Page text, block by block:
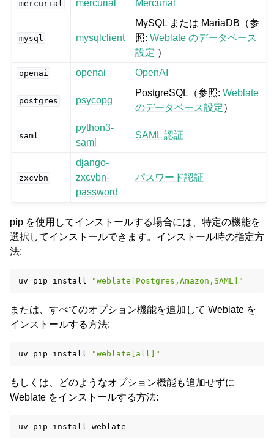
mercurial mercurial Mercurial
mysql mysqlclient
MySQL または MariaDB（参
照:Weblate のデータベース
設定 ）
openai openai OpenAI
postgres psycopg
PostgreSQL（参照:Weblate
のデータベース設定）
saml
python3-
saml
SAML 認証
zxcvbn
django-
zxcvbn-
password
パスワード認証
pip を使用してインストールする場合には、特定の機能を
選択してインストールできます。インストール時の指定方
法:
uv pip install "weblate[Postgres,Amazon,SAML]"
または、すべてのオプション機能を追加して Weblate を
インストールする方法:
uv pip install "weblate[all]"
もしくは、どのようなオプション機能も追加せずに
Weblate をインストールする方法:
uv pip install